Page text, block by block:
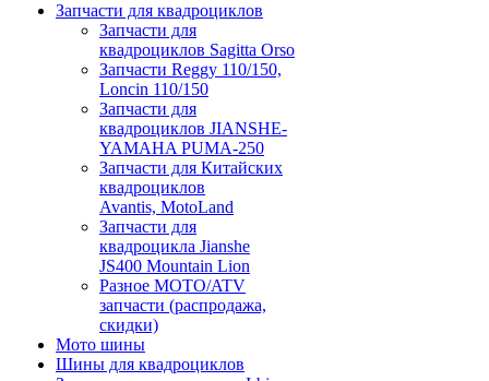
Запчасти для квадроциклов
Запчасти для
квадроциклов Sagitta Orso
Запчасти Reggy 110/150,
Loncin 110/150
Запчасти для
квадроциклов JIANSHE-
YAMAHA PUMA-250
Запчасти для Китайских
квадроциклов
Avantis, MotoLand
Запчасти для
квадроцикла Jianshe
JS400 Mountain Lion
Разное МОТО/ATV
запчасти (распродажа,
скидки)
Мото шины
Шины для квадроциклов